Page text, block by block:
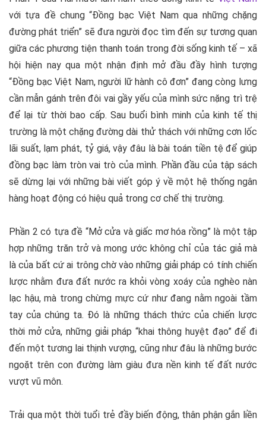
với tựa đề chung “Đồng bạc Việt Nam qua những chặng
đường phát triển” sẽ đưa người đọc tìm đến sự tương quan
giữa các phương tiện thanh toán trong đời sống kinh tế – xã
hội hiện nay qua một nhận định mở đầu đầy hình tượng
“Đồng bạc Việt Nam, người lữ hành cô đơn” đang còng lưng
cần mẫn gánh trên đôi vai gầy yếu của mình sức nặng trì trệ
để lại từ thời bao cấp. Sau buổi bình minh của kinh tế thị
trường là một chặng đường dài thử thách với những cơn lốc
lãi suất, lạm phát, tỷ giá, vậy đâu là bài toán tiền tệ để giúp
đồng bạc làm tròn vai trò của mình. Phần đầu của tập sách
sẽ dừng lại với những bài viết góp ý về một hệ thống ngân
hàng hoạt động có hiệu quả trong cơ chế thị trường.
Phần 2 có tựa đề “Mở cửa và giấc mơ hóa rồng” là một tập
hợp những trăn trở và mong ước không chỉ của tác giả mà
là của bất cứ ai trông chờ vào những giải pháp có tính chiến
lược nhằm đưa đất nước ra khỏi vòng xoáy của nghèo nàn
lạc hậu, mà trong chừng mực cứ như đang nằm ngoài tầm
tay của chúng ta. Đó là những thách thức của chiến lược
thời mở cửa, những giải pháp “khai thông huyệt đạo” để đi
đến một tương lai thịnh vượng, cũng như đâu là những bước
ngoặt trên con đường làm giàu đưa nền kinh tế đất nước
vượt vũ môn.
Trải qua một thời tuổi trẻ đầy biến động, thân phận gắn liền